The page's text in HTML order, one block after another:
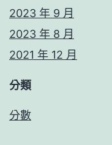
2023 年 9 月
2023 年 8 月
2021 年 12 月
分類
分數